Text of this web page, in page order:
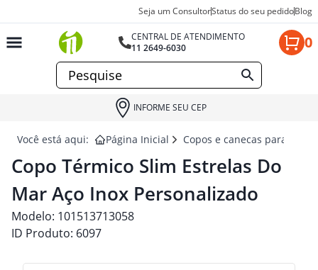
Seja um ConsultorStatus do seu pedidoBlog
CENTRAL DE ATENDIMENTO
11 2649-6030
0
INFORME SEU CEP
Você está aqui: Página Inicial Copos e canecas para
Copo Térmico Slim Estrelas Do
Mar Aço Inox Personalizado
Modelo: 101513713058
ID Produto: 6097